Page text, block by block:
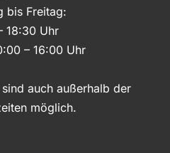
bis Freitag:
18:30 Uhr
– 16:00 Uhr
auch außerhalb der
möglich.